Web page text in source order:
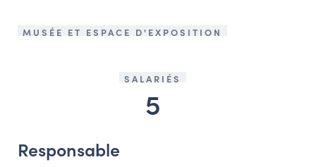
MUSÉE ET ESPACE D'EXPOSITION
SALARIÉS
5
Responsable